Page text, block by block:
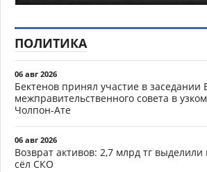
ПОЛИТИКА
06 авг 2026
Бектенов принял участие в заседании
межправительственного совета в
Чолпон-Ате
06 авг 2026
Возврат активов: 2,7 млрд тг
сёл СКО